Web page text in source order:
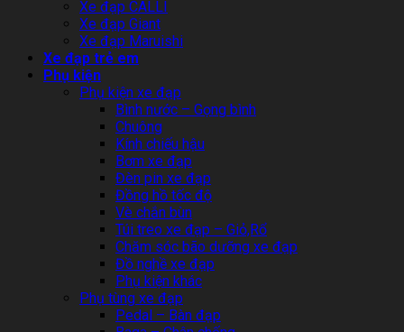
Xe đạp CALLI
Xe đạp Giant
Xe đạp Maruishi
Xe đạp trẻ em
Phụ kiện
Phụ kiện xe đạp
Bình nước – Gọng bình
Chuông
Kính chiếu hậu
Bơm xe đạp
Đèn pin xe đạp
Đồng hồ tốc độ
Vè chắn bùn
Túi treo xe đạp – Giỏ,Rổ
Chăm sóc bão dưỡng xe đạp
Đồ nghề xe đạp
Phụ kiện khác
Phụ tùng xe đạp
Pedal – Bàn đạp